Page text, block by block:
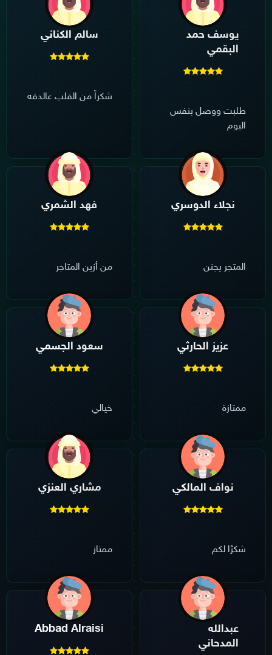
يوسف حمد
البقمي
طلبت ووصل بنفس
اليوم
سالم الكناني
شكراً من القلب عالدقه
نجلاء الدوسري
المتجر يجنن
فهد الشمري
من أزين المتاجر
عزيز الحارثي
ممتازة
سعود الجسمي
خيالي
نواف المالكي
شكرًا لكم
مشاري العنزي
ممتاز
عبدالله
المدحاني
Abbad Alraisi